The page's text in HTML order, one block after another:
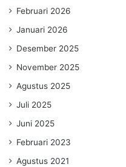
Februari 2026
Januari 2026
Desember 2025
November 2025
Agustus 2025
Juli 2025
Juni 2025
Februari 2023
Agustus 2021